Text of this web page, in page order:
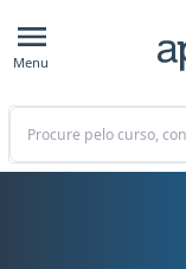
Menu
Buscar